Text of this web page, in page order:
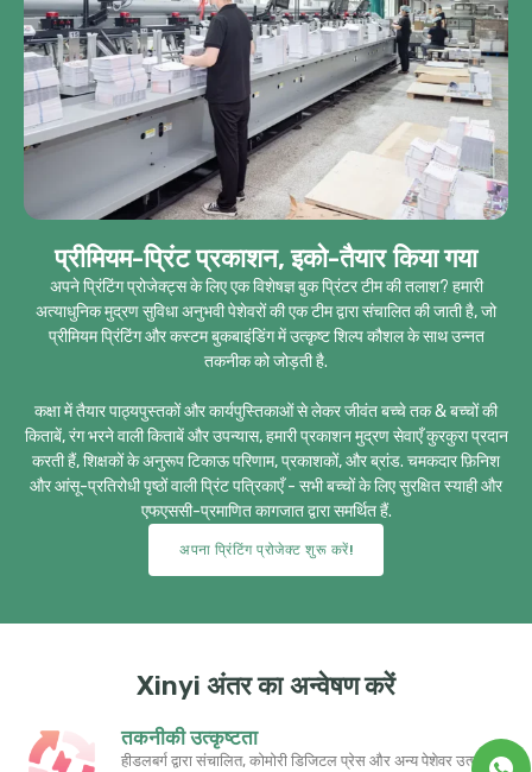
प्रीमियम-प्रिंट प्रकाशन, इको-तैयार किया गया
अपने प्रिंटिंग प्रोजेक्ट्स के लिए एक विशेषज्ञ बुक प्रिंटर टीम की तलाश? हमारी
अत्याधुनिक मुद्रण सुविधा अनुभवी पेशेवरों की एक टीम द्वारा संचालित की जाती है, जो
प्रीमियम प्रिंटिंग और कस्टम बुकबाइंडिंग में उत्कृष्ट शिल्प कौशल के साथ उन्नत
तकनीक को जोड़ती है.
कक्षा में तैयार पाठ्यपुस्तकों और कार्यपुस्तिकाओं से लेकर जीवंत बच्चे तक & बच्चों की
किताबें, रंग भरने वाली किताबें और उपन्यास, हमारी प्रकाशन मुद्रण सेवाएँ कुरकुरा प्रदान
करती हैं, शिक्षकों के अनुरूप टिकाऊ परिणाम, प्रकाशकों, और ब्रांड. चमकदार फ़िनिश
और आंसू-प्रतिरोधी पृष्ठों वाली प्रिंट पत्रिकाएँ - सभी बच्चों के लिए सुरक्षित स्याही और
एफएससी-प्रमाणित कागजात द्वारा समर्थित हैं.
अपना प्रिंटिंग प्रोजेक्ट शुरू करें!
Xinyi अंतर का अन्वेषण करें
तकनीकी उत्कृष्टता
हीडलबर्ग द्वारा संचालित, कोमोरी डिजिटल प्रेस और अन्य पेशेवर उत्पादन